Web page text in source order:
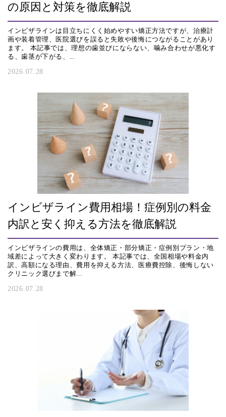
の原因と対策を徹底解説
インビザラインは目立ちにくく始めやすい矯正方法ですが、治療計
画や装着管理、医院選びを誤ると失敗や後悔につながることがあり
ます。 本記事では、理想の歯並びにならない、噛み合わせが悪化す
る、歯茎が下がる、...
2026.07.28
インビザライン費用相場！症例別の料金
内訳と安く抑える方法を徹底解説
インビザラインの費用は、全体矯正・部分矯正・症例別プラン・地
域差によって大きく変わります。 本記事では、全国相場や料金内
訳、高額になる理由、費用を抑える方法、医療費控除、後悔しない
クリニック選びまで解...
2026.07.28